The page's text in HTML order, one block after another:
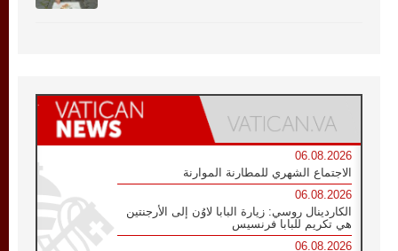
06.08.2026
الاجتماع الشهري للمطارنة الموارنة
06.08.2026
الكاردينال روسي: زيارة البابا لاوُن إلى الأرجنتين
هي تكريم للبابا فرنسيس
06.08.2026